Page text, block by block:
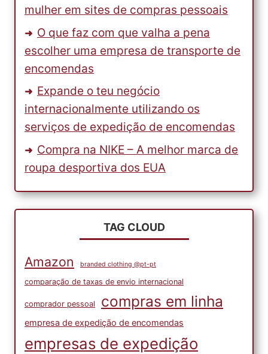
mulher em sites de compras pessoais
O que faz com que valha a pena
escolher uma empresa de transporte de
encomendas
Expande o teu negócio
internacionalmente utilizando os
serviços de expedição de encomendas
Compra na NIKE – A melhor marca de
roupa desportiva dos EUA
TAG CLOUD
Amazon branded clothing @pt-pt
comparação de taxas de envio internacional
comprador pessoal compras em linha
empresa de expedição de encomendas
empresas de expedição